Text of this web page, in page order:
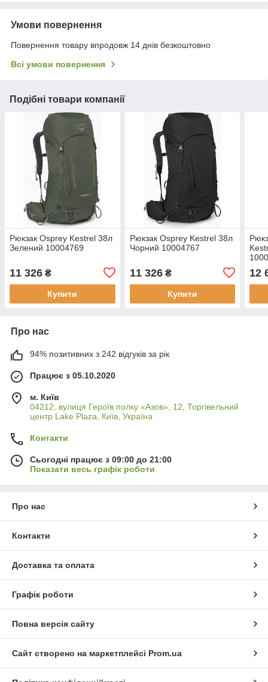
Умови повернення
Повернення товару впродовж 14 днів безкоштовно
Всі умови повернення
Подібні товари компанії
Рюкзак Osprey Kestrel 38л
Зелений 10004769
11 326 ₴
Купити
Рюкзак Osprey Kestrel 38л
Чорний 10004767
11 326₴
Купити
12
Про нас
94% позитивних з 242 відгуків за рік
Працює з 05.10.2020
м. Київ
04212, вулиця Героїв полку «Азов», 12, Торгівельний
центр Lake Plaza, Київ, Україна
Контакти
Сьогодні працює з 09:00 до 21:00
Показати весь графік роботи
Про нас
Контакти
Доставка та оплата
Графік роботи
Повна версія сайту
Сайт створено на маркетплейсі Prom.ua